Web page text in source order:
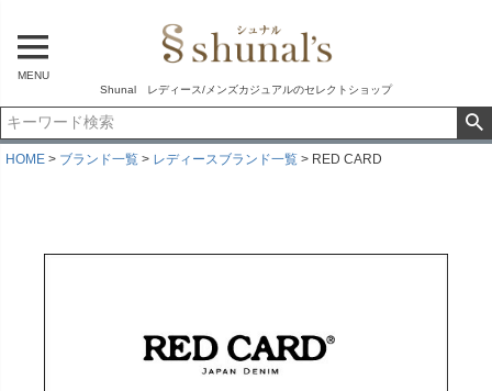
MENU
Shunal レディース/メンズカジュアルのセレクトショップ
HOME ブランド一覧 レディースブランド一覧 RED CARD